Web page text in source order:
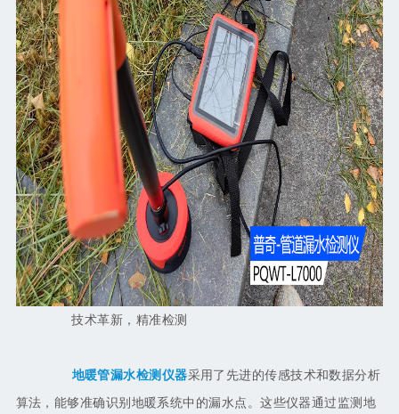
技术革新，精准检测
地暖管漏水检测仪器采用了先进的传感技术和数据分析
算法，能够准确识别地暖系统中的漏水点。这些仪器通过监测地